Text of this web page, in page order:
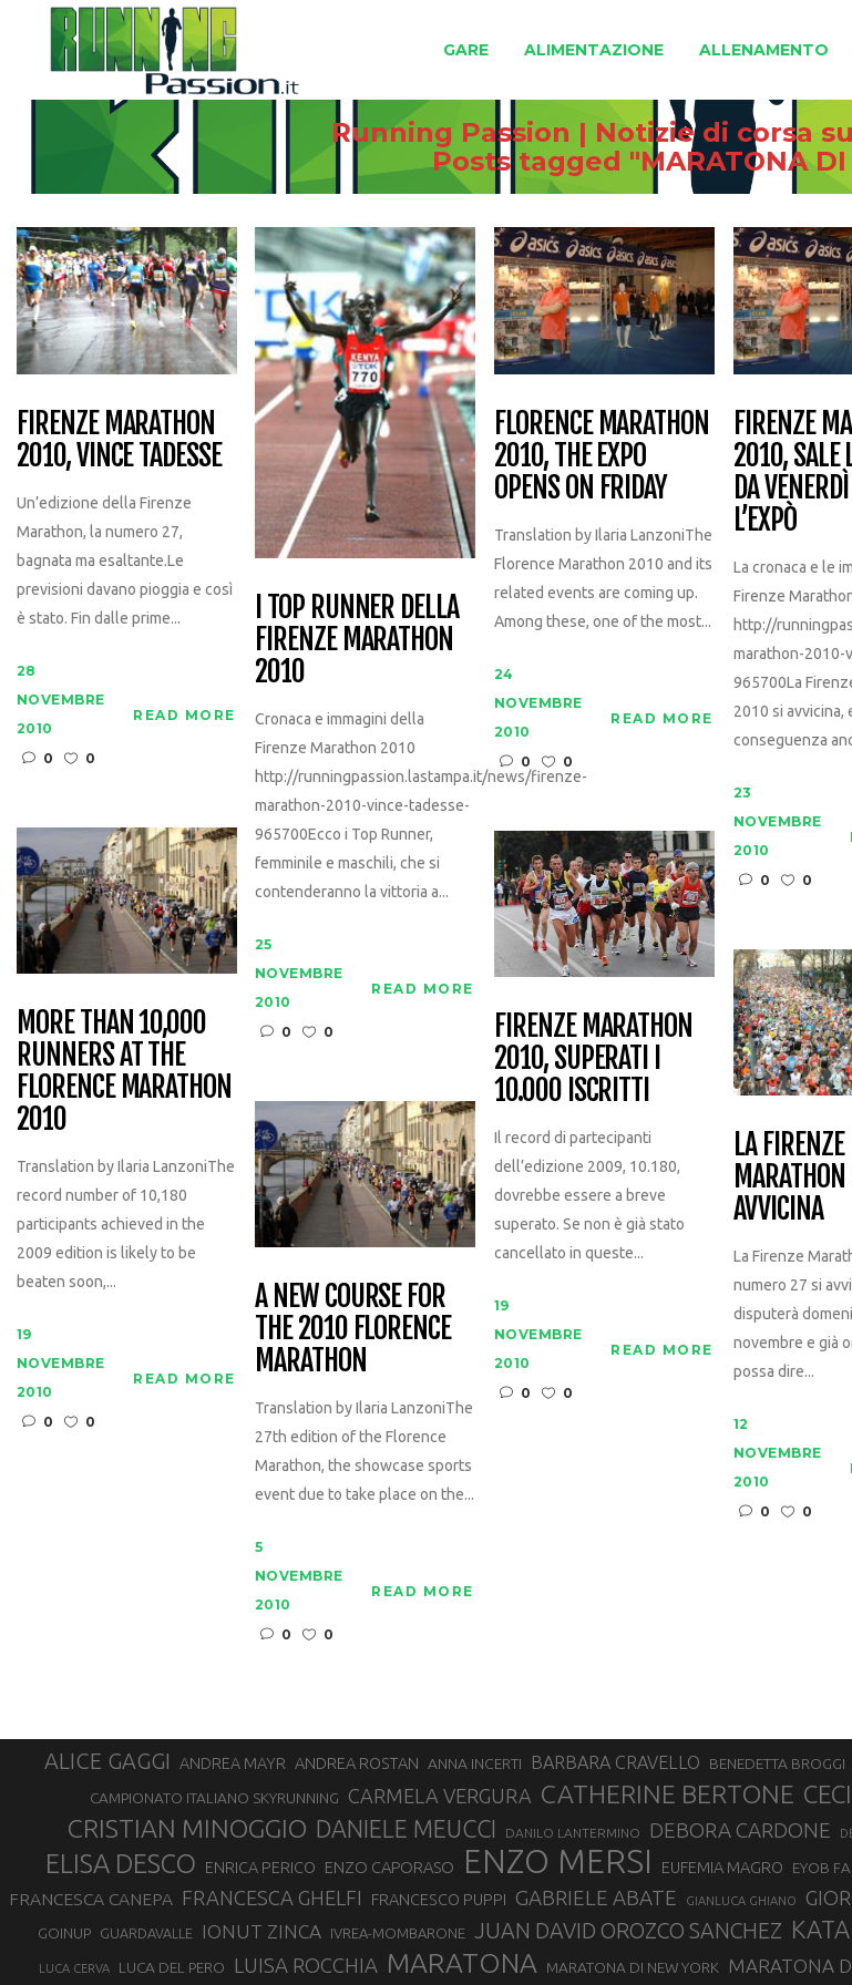
GARE ALIMENTAZIONE ALLENAMENTO
Running Passion | Notizie di corsa
Posts tagged "MARATONA DI
FIRENZE MARATHON
2010, VINCE TADESSE
Un’edizione della Firenze
Marathon, la numero 27,
bagnata ma esaltante.Le
previsioni davano pioggia e così
è stato. Fin dalle prime...
28
NOVEMBRE
2010
0
0
READ MORE
I TOP RUNNER DELLA
FIRENZE MARATHON
2010
Cronaca e immagini della
Firenze Marathon 2010
http://runningpassion.lastampa.it/news/firenze-
marathon-2010-vince-tadesse-
965700Ecco i Top Runner,
femminile e maschili, che si
contenderanno la vittoria a...
25
NOVEMBRE
2010
0
0
READ MORE
FLORENCE MARATHON
2010, THE EXPO
OPENS ON FRIDAY
Translation by Ilaria LanzoniThe
Florence Marathon 2010 and its
related events are coming up.
Among these, one of the most...
24
NOVEMBRE
2010
0
0
READ MORE
FIRENZE
2010, SALE
DA
L’EXPÒ
La cronaca e le
Firenze
http://
marathon-2010-
965700La
2010 si avvicina,
conseguenza
23
NOVEMBRE
2010
0
0
MORE THAN 10,000
RUNNERS AT THE
FLORENCE MARATHON
2010
Translation by Ilaria LanzoniThe
record number of 10,180
participants achieved in the
2009 edition is likely to be
beaten soon,...
19
NOVEMBRE
2010
0
0
READ MORE
FIRENZE MARATHON
2010, SUPERATI I
10.000 ISCRITTI
Il record di partecipanti
dell’edizione 2009, 10.180,
dovrebbe essere a breve
superato. Se non è già stato
cancellato in queste...
19
NOVEMBRE
2010
0
0
READ MORE
LA FIRENZE
AVVICINA
La Firenze
numero 27 si
disputerà
novembre e già
possa dire...
12
NOVEMBRE
2010
0
0
A NEW COURSE FOR
THE 2010 FLORENCE
MARATHON
Translation by Ilaria LanzoniThe
27th edition of the Florence
Marathon, the showcase sports
event due to take place on the...
5
NOVEMBRE
2010
0
0
READ MORE
ALICE GAGGI ANDREA MAYR ANDREA ROSTAN ANNA INCERTI BARBARA CRAVELLO BENEDETTA BROGGI
CAMPIONATO ITALIANO SKYRUNNING CARMELA VERGURA CATHERINE BERTONE
CRISTIAN MINOGGIO DANIELE MEUCCI DANILO LANTERMINO DEBORA CARDONE
ELISA DESCO ENRICA PERICO ENZO CAPORASO ENZO MERSI EUFEMIA MAGRO EYOB
FRANCESCA CANEPA FRANCESCA GHELFI FRANCESCO PUPPI GABRIELE ABATE GIANLUCA GHIANO
GOINUP GUARDAVALLE IONUT ZINCA IVREA-MOMBARONE JUAN DAVID OROZCO SANCHEZ
LUCA CERVA LUCA DEL PERO LUISA ROCCHIA MARATONA MARATONA DI NEW YORK MARATONA